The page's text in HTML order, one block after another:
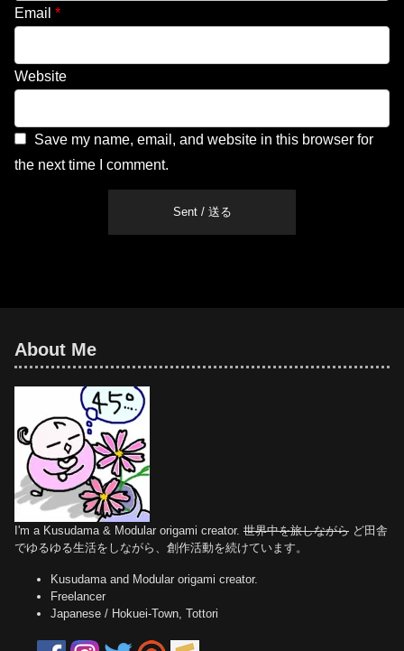
Email *
Website
Save my name, email, and website in this browser for
the next time I comment.
About Me
I'm a Kusudama & Modular origami creator. 世界中を旅しながら ど田舎
でゆるゆる生活をしながら、創作活動を続けています。
Kusudama and Modular origami creator.
Freelancer
Japanese / Hokuei-Town, Tottori